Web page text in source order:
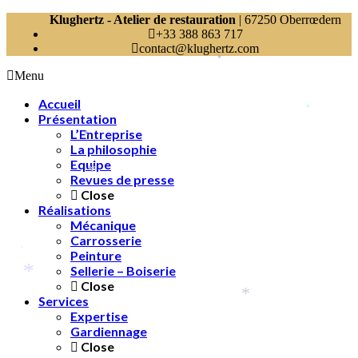
Klughertz - Atelier de restauration | 67250 Oberrœdern
+33 388 863 717
contact@klughertz.com
Menu
Accueil
Présentation
L’Entreprise
La philosophie
Equipe
Revues de presse
Close
Réalisations
Mécanique
Carrosserie
Peinture
Sellerie – Boiserie
Close
Services
Expertise
Gardiennage
Close
*
*